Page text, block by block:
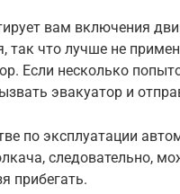
вам включения
так что лучше не
Если несколько
эвакуатор и
по эксплуатации
следовательно,
прибегать.